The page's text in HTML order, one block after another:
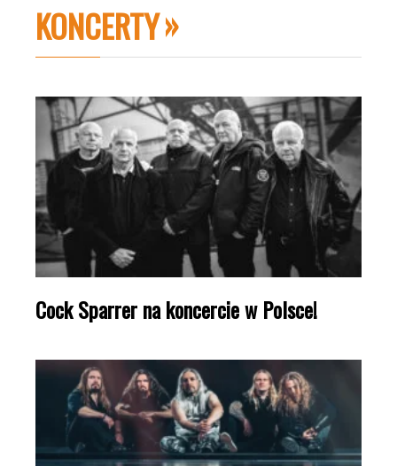
KONCERTY
Cock Sparrer na koncercie w Polsce!